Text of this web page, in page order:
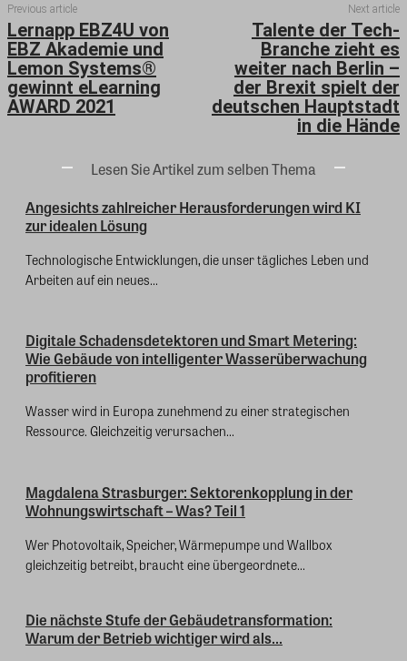
Previous article
Lernapp EBZ4U von
EBZ Akademie und
Lemon Systems®
gewinnt eLearning
AWARD 2021
Next article
Talente der Tech-
Branche zieht es
weiter nach Berlin –
der Brexit spielt der
deutschen Hauptstadt
in die Hände
Lesen Sie Artikel zum selben Thema
Angesichts zahlreicher Herausforderungen wird KI
zur idealen Lösung
Technologische Entwicklungen, die unser tägliches Leben und
Arbeiten auf ein neues...
Digitale Schadensdetektoren und Smart Metering:
Wie Gebäude von intelligenter Wasserüberwachung
profitieren
Wasser wird in Europa zunehmend zu einer strategischen
Ressource. Gleichzeitig verursachen...
Magdalena Strasburger: Sektorenkopplung in der
Wohnungswirtschaft – Was? Teil 1
Wer Photovoltaik, Speicher, Wärmepumpe und Wallbox
gleichzeitig betreibt, braucht eine übergeordnete...
Die nächste Stufe der Gebäudetransformation:
Warum der Betrieb wichtiger wird als...